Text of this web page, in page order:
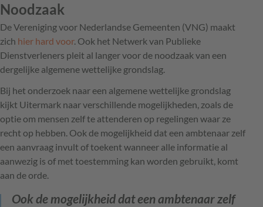
Noodzaak
De Vereniging voor Nederlandse Gemeenten (VNG) maakt
zich hier hard voor. Ook het Netwerk van Publieke
Dienstverleners pleit al langer voor de noodzaak van een
dergelijke algemene wettelijke grondslag.
Bij het onderzoek naar een algemene wettelijke grondslag
kijkt Uitermark naar verschillende mogelijkheden, zoals de
optie om mensen zelf te attenderen op regelingen waar ze
recht op hebben. Ook de mogelijkheid dat een ambtenaar zelf
een aanvraag invult of toekent wanneer alle informatie al
aanwezig is of met toestemming kan worden gebruikt, komt
aan de orde.
Ook de mogelijkheid dat een ambtenaar zelf